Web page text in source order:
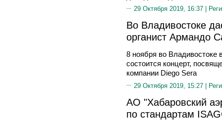
29 Октября 2019, 16:37 |
Во Владивостоке
органист Армандо
8 ноября во Владивостоке
состоится концерт,
компании Diego Sera
29 Октября 2019, 15:27 |
АО "Хабаровский
по стандартам